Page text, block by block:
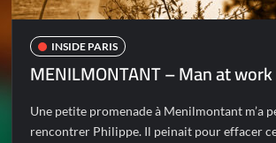
INSIDE PARIS
MENILMONTANT – Man at work
Une petite promenade à Menilmontant m’a
rencontrer Philippe. Il peinait pour effacer